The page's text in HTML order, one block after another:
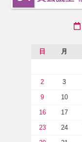
日 月
2 3
9 10
16 17
23 24